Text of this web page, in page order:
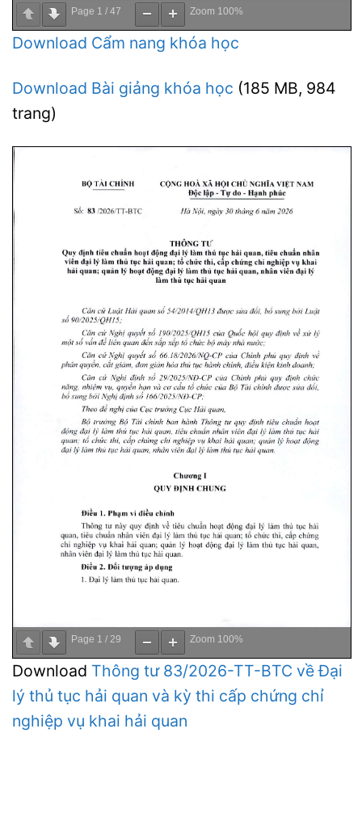
Page 1 / 47 Zoom 100%
Download Cẩm nang khóa học
Download Bài giảng khóa học (185 MB, 984
trang)
Page 1 / 29 Zoom 100%
Download Thông tư 83/2026-TT-BTC về Đại
lý thủ tục hải quan và kỳ thi cấp chứng chỉ
nghiệp vụ khai hải quan